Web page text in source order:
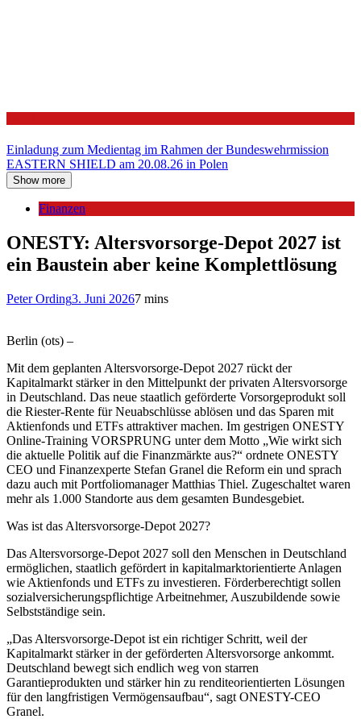
Einladung zum Medientag im Rahmen der Bundeswehrmission
EASTERN SHIELD am 20.08.26 in Polen
Show more
Finanzen
ONESTY: Altersvorsorge-Depot 2027 ist
ein Baustein aber keine Komplettlösung
Peter Ording3. Juni 20267 mins
Berlin (ots) –
Mit dem geplanten Altersvorsorge-Depot 2027 rückt der
Kapitalmarkt stärker in den Mittelpunkt der privaten Altersvorsorge
in Deutschland. Das neue staatlich geförderte Vorsorgeprodukt soll
die Riester-Rente für Neuabschlüsse ablösen und das Sparen mit
Aktienfonds und ETFs attraktiver machen. Im gestrigen ONESTY
Online-Training VORSPRUNG unter dem Motto „Wie wirkt sich
die aktuelle Politik auf die Finanzmärkte aus?“ ordnete ONESTY
CEO und Finanzexperte Stefan Granel die Reform ein und sprach
dazu auch mit Portfoliomanager Matthias Thiel. Zugeschaltet waren
mehr als 1.000 Standorte aus dem gesamten Bundesgebiet.
Was ist das Altersvorsorge-Depot 2027?
Das Altersvorsorge-Depot 2027 soll den Menschen in Deutschland
ermöglichen, staatlich gefördert in kapitalmarktorientierte Anlagen
wie Aktienfonds und ETFs zu investieren. Förderberechtigt sollen
sozialversicherungspflichtige Arbeitnehmer, Auszubildende sowie
Selbstständige sein.
„Das Altersvorsorge-Depot ist ein richtiger Schritt, weil der
Kapitalmarkt stärker in der geförderten Altersvorsorge ankommt.
Deutschland bewegt sich endlich weg von starren
Garantieprodukten und stärker hin zu renditeorientierten Lösungen
für den langfristigen Vermögensaufbau“, sagt ONESTY-CEO
Granel.